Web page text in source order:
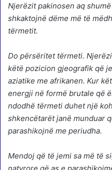
Njerëzit pakinosen aq
shkaktojnë dëme më të
tërmetit.
Do përsëritet tërmeti.
këtë pozicion gjeografik që
aziatike me afrikanen. Kur
energji në formë brutale që
ndodhë tërmeti duhet një
shkencëtarët janë munduar
parashikojnë me periudha.
Mendoj që të jemi sa më të